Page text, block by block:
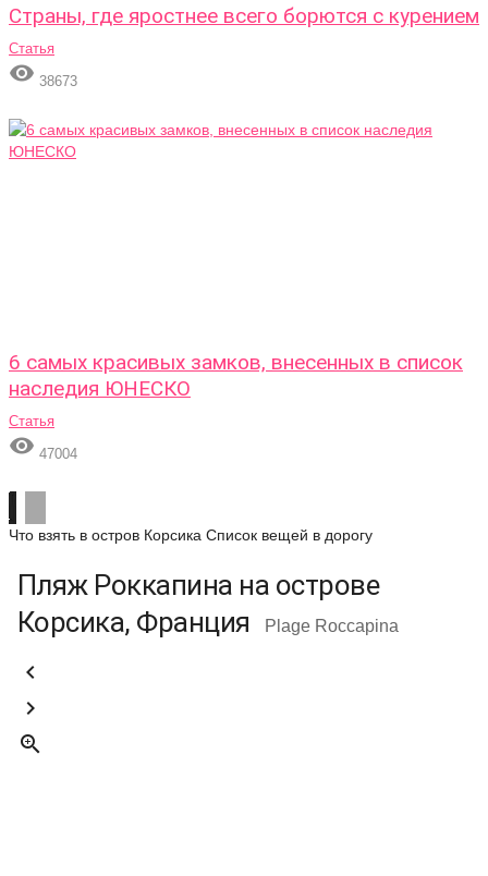
Страны, где яростнее всего борются с курением
Статья
 38673
6 самых красивых замков, внесенных в список
наследия ЮНЕСКО
Статья
 47004
Что взять в остров Корсика Список вещей в дорогу
Пляж Роккапина на острове
Корсика, Франция
Plage Roccapina


